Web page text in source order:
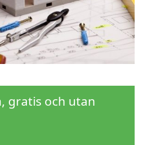
gratis och utan